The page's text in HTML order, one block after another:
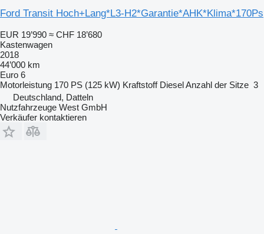
Ford Transit Hoch+Lang*L3-H2*Garantie*AHK*Klima*170Ps
EUR 19’990 ≈ CHF 18’680
Kastenwagen
2018
44’000 km
Euro 6
Motorleistung 170 PS (125 kW) Kraftstoff DieselAnzahl der Sitze 3
Deutschland, Datteln
Nutzfahrzeuge West GmbH
Verkäufer kontaktieren